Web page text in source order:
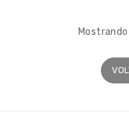
Whatsapp : 663 75
Contáctanos